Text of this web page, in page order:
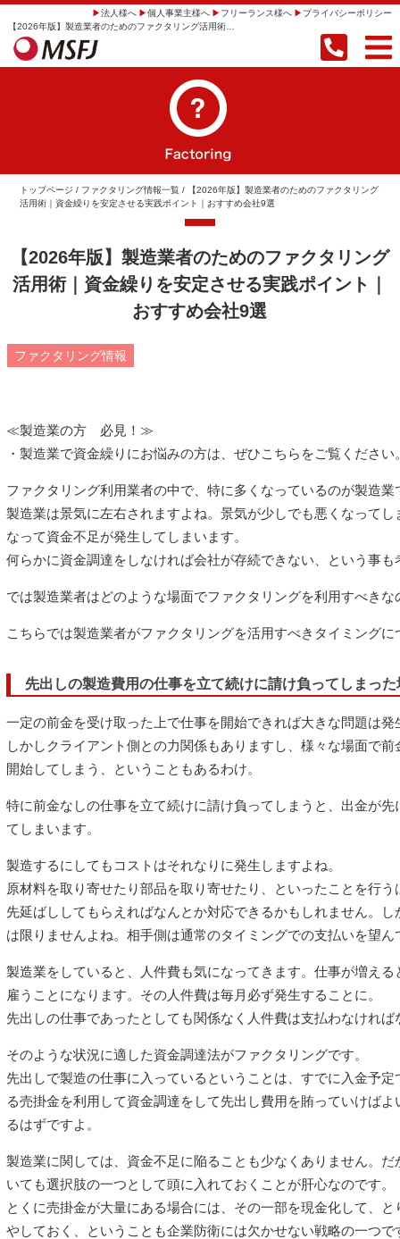
【2026年版】製造業者のためのファクタリング活用術｜資金繰りを安定させる実践ポイント｜おすすめ会社9選 | 【即日振込】事業者向けファクタリングならMSFJ株式会社
法人様へ 個人事業主様へ フリーランス様へ プライバシーポリシー
トップページ / ファクタリング情報一覧 / 【2026年版】製造業者のためのファクタリング
活用術｜資金繰りを安定させる実践ポイント｜おすすめ会社9選
【2026年版】製造業者のためのファクタリング
活用術｜資金繰りを安定させる実践ポイント｜
おすすめ会社9選
ファクタリング情報
≪製造業の方 必見！≫
・製造業で資金繰りにお悩みの方は、ぜひこちらをご覧ください
ファクタリング利用業者の中で、特に多くなっているのが製造業
製造業は景気に左右されますよね。景気が少しでも悪くなって
なって資金不足が発生してしまいます。
何らかに資金調達をしなければ会社が存続できない、という事も
では製造業者はどのような場面でファクタリングを利用すべきな
こちらでは製造業者がファクタリングを活用すべきタイミング
先出しの製造費用の仕事を立て続けに請け負ってしまった
一定の前金を受け取った上で仕事を開始できれば大きな問題は発
しかしクライアント側との力関係もありますし、様々な場面で
開始してしまう、ということもあるわけ。
特に前金なしの仕事を立て続けに請け負ってしまうと、出金が
てしまいます。
製造するにしてもコストはそれなりに発生しますよね。
原材料を取り寄せたり部品を取り寄せたり、といったことを行
先延ばししてもらえればなんとか対応できるかもしれません。
は限りませんよね。相手側は通常のタイミングでの支払いを望ん
製造業をしていると、人件費も気になってきます。仕事が増え
雇うことになります。その人件費は毎月必ず発生することに。
先出しの仕事であったとしても関係なく人件費は支払わなければ
そのような状況に適した資金調達法がファクタリングです。
先出しで製造の仕事に入っているということは、すでに入金予
る売掛金を利用して資金調達をして先出し費用を賄っていけば
るはずですよ。
製造業に関しては、資金不足に陥ることも少なくありません。
いても選択肢の一つとして頭に入れておくことが肝心なのです。
とくに売掛金が大量にある場合には、その一部を現金化して、
やしておく、ということも企業防衛には欠かせない戦略の一つで